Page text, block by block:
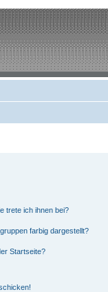
trete ich ihnen bei?
farbig dargestellt?
Startseite?